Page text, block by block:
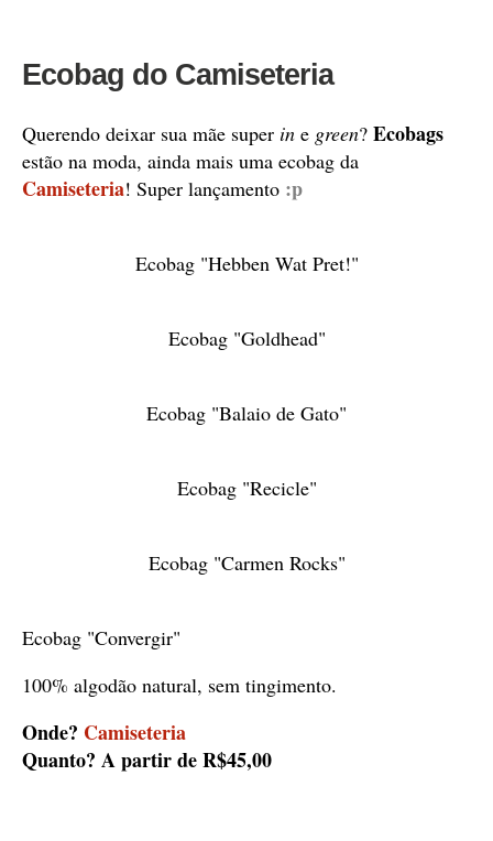
Ecobag do Camiseteria
Querendo deixar sua mãe super in e green? Ecobags
estão na moda, ainda mais uma ecobag da
Camiseteria! Super lançamento :p
Ecobag "Hebben Wat Pret!"
Ecobag "Goldhead"
Ecobag "Balaio de Gato"
Ecobag "Recicle"
Ecobag "Carmen Rocks"
Ecobag "Convergir"
100% algodão natural, sem tingimento.
Onde? Camiseteria
Quanto? A partir de R$45,00